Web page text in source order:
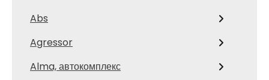
Abs
Agressor
Alma, автокомплекс